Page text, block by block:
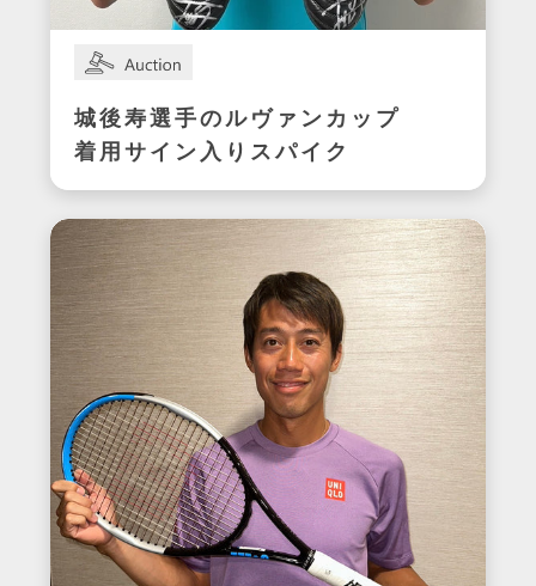
城後寿選手のルヴァンカップ
着用サイン入りスパイク